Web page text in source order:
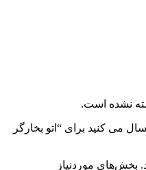
نشده است.
می کنید برای “اتو بخارگر
بخش‌های موردنیاز